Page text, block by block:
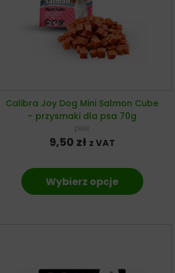
Calibra Joy Dog Mini Salmon Cube
– przysmaki dla psa 70g
pies
9,50 zł z VAT
Wybierz opcje